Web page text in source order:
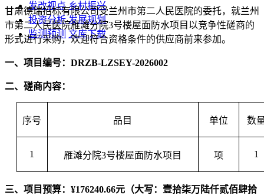
发改视点 乡村振兴
投资分析 发展规划
监测预测 文库下载
甘肃德瑞招标有限公司受兰州市第二人民医院的委托，就兰州
市第二人民医院雁滩分院3号楼屋面防水项目 以竞争性磋商的
形式进行采购，欢迎符合资格条件的供应商前来参加。
一、 项目编号： DRZB-LZSEY-2026002
二、 磋商内容：
序号 品目 单位 数
1 雁滩分院3号楼屋面防水项目 项 1
三、项目预算： ¥176240.66元 （大写：壹拾柒万陆仟贰佰肆拾